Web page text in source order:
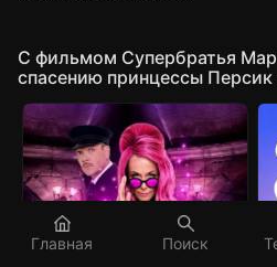
Главная Поиск
C фильмом Супербратья
спасению принцессы